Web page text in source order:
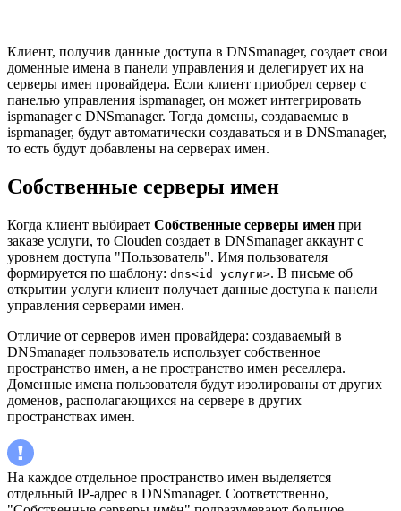
Клиент, получив данные доступа в DNSmanager, создает свои
доменные имена в панели управления и делегирует их на
серверы имен провайдера. Если клиент приобрел сервер c
панелью управления ispmanager, он может интегрировать
ispmanager с DNSmanager. Тогда домены, создаваемые в
ispmanager, будут автоматически создаваться и в DNSmanager,
то есть будут добавлены на серверах имен.
Собственные серверы имен
Когда клиент выбирает Собственные серверы имен при
заказе услуги, то Clouden создает в DNSmanager аккаунт с
уровнем доступа "Пользователь". Имя пользователя
формируется по шаблону: dns<id услуги>. В письме об
открытии услуги клиент получает данные доступа к панели
управления серверами имен.
Отличие от серверов имен провайдера: создаваемый в
DNSmanager пользователь использует собственное
пространство имен, а не пространство имен реселлера.
Доменные имена пользователя будут изолированы от других
доменов, располагающихся на сервере в других
пространствах имен.
На каждое отдельное пространство имен выделяется
отдельный IP-адрес в DNSmanager. Соответственно,